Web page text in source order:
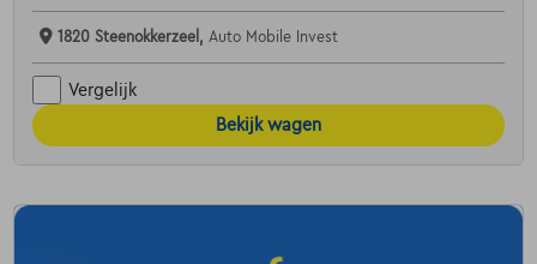
1820 Steenokkerzeel, Auto Mobile Invest
Vergelijk
Bekijk wagen